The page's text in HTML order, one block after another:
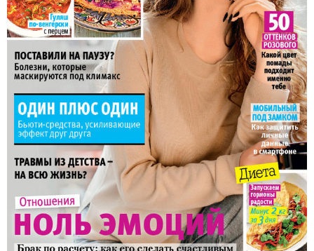
Анонс журнала "Лиза" №01-2020